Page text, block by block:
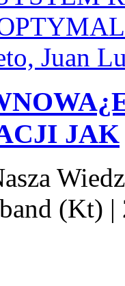
JAK
(Kt) |